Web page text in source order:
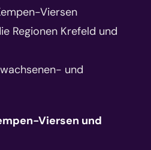
Viersen
Regionen Krefeld und
und
Viersen und